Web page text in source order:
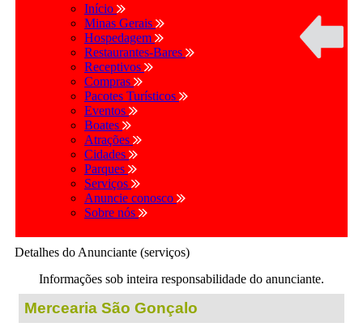
Início
Minas Gerais
Hospedagem
Restaurantes-Bares
Receptivos
Compras
Pacotes Turísticos
Eventos
Boates
Atrações
Cidades
Parques
Serviços
Anuncie conosco
Sobre nós
Detalhes do Anunciante (serviços)
Informações sob inteira responsabilidade do anunciante.
Mercearia São Gonçalo